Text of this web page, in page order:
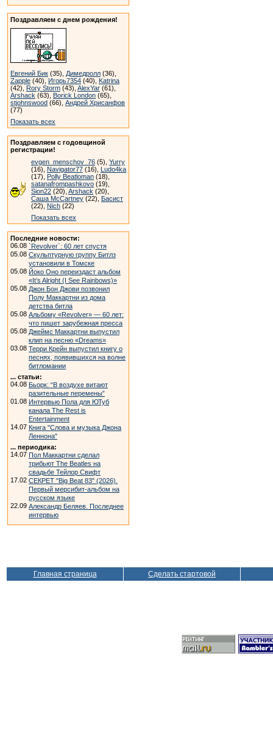
Поздравляем с днем рождения!
Евгений Бик (35), Димедролл (36),
Zapple (40), Игорь7354 (40), Katrina
(42), Rory Storm (43), AlexYar (61),
Arshack (63), Borick London (65),
stjohnswood (66), Андрей Хрисанфов
(77)
Показать всех
Поздравляем с годовщиной
регистрации!
evgen_menschov_76 (5), Yurry
(16), Navigator77 (16), Ludo4ka
(17), Polly Beatloman (18),
satanafrompashkovo (19),
Sion22 (20), Arshack (20),
Саша McCartney (22), Басист
(22), Nich (22)
Показать всех
Последние новости:
06.08 `Revolver`: 60 лет спустя
05.08 Скульптурную группу Битлз
установили в Томске
05.08 Йоко Оно переиздаст альбом
«It’s Alright (I See Rainbows)»
05.08 Джон Бон Джови позвонил
Полу Маккартни из дома
детства битла
05.08 Альбому «Revolver» — 60 лет:
что пишет зарубежная пресса
05.08 Джеймс Маккартни выпустил
клип на песню «Dreams»
03.08 Терри Крейн выпустил книгу о
песнях, появившихся на волне
битломании
... статьи:
04.08 Бьорк: “В воздухе витают
разительные перемены”
01.08 Интервью Пола для ЮТуб
канала The Rest is
Entertainment
14.07 Книга "Слова и музыка Джона
Леннона"
... периодика:
14.07 Пол Маккартни сделал
трибьют The Beatles на
свадьбе Тейлор Свифт
17.02 СЕКРЕТ "Big Beat 83" (2026).
Первый мерсибит-альбом на
русском языке
22.09 Александр Беляев. Последнее
интервью
Главная страница Сделать стартовой